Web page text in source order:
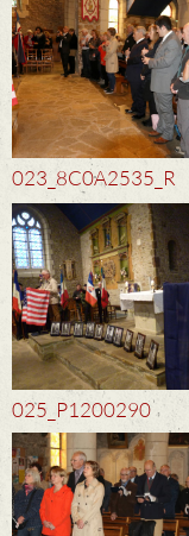
023_8C0A2535_R
025_P1200290